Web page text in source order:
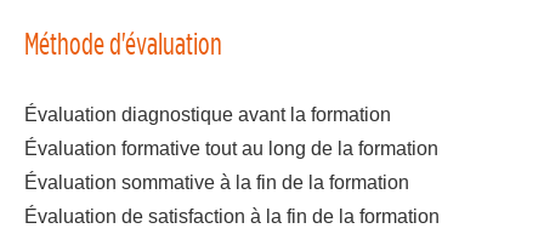
Méthode d'évaluation
Évaluation diagnostique avant la formation
Évaluation formative tout au long de la formation
Évaluation sommative à la fin de la formation
Évaluation de satisfaction à la fin de la formation